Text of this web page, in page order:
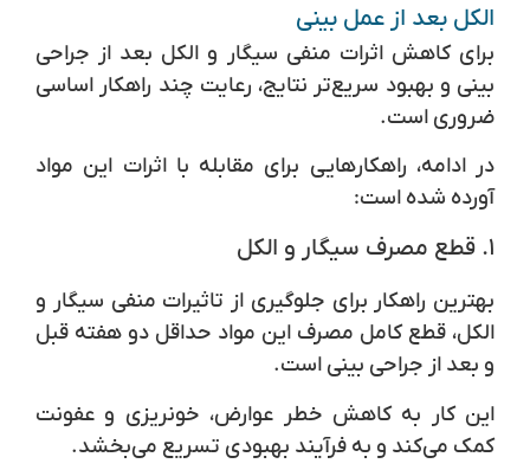
الکل بعد از عمل بینی
برای کاهش اثرات منفی سیگار و الکل بعد از جراحی
بینی و بهبود سریع‌تر نتایج، رعایت چند راهکار اساسی
ضروری است.
در ادامه، راهکارهایی برای مقابله با اثرات این مواد
آورده شده است:
قطع مصرف سیگار و الکل
بهترین راهکار برای جلوگیری از تاثیرات منفی سیگار و
الکل، قطع کامل مصرف این مواد حداقل دو هفته قبل
و بعد از جراحی بینی است.
این کار به کاهش خطر عوارض، خونریزی و عفونت
کمک می‌کند و به فرآیند بهبودی تسریع می‌بخشد.